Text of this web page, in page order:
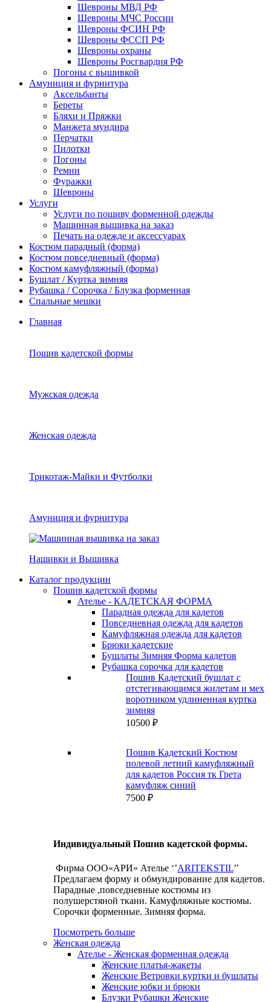
Шевроны МВД РФ
Шевроны МЧС России
Шевроны ФСИН РФ
Шевроны ФССП РФ
Шевроны охраны
Шевроны Росгвардия РФ
Погоны с вышивкой
Амуниция и фурнитура
Аксельбанты
Береты
Бляхи и Пряжки
Манжета мундира
Перчатки
Пилотки
Погоны
Ремни
Фуражки
Шевроны
Услуги
Услуги по пошиву форменной одежды
Машинная вышивка на заказ
Печать на одежде и аксессуарах
Костюм парадный (форма)
Костюм повседневный (форма)
Костюм камуфляжный (форма)
Бушлат / Куртка зимняя
Рубашка / Сорочка / Блузка форменная
Спальные мешки
Главная
Пошив кадетской формы
Мужская одежда
Женская одежда
Трикотаж-Майки и Футболки
Амуниция и фурнитура
Нашивки и Вышивка
Каталог продукции
Пошив кадетской формы
Ателье - КАДЕТСКАЯ ФОРМА
Парадная одежда для кадетов
Повседневная одежда для кадетов
Камуфляжная одежда для кадетов
Брюки кадетские
Бушлаты Зимняя Форма кадетов
Рубашка сорочка для кадетов
Пошив Кадетский бушлат с
отстегивающимся жилетам и мех
воротником удлиненная куртка
зимняя
10500 ₽
Пошив Кадетский Костюм
полевой летний камуфляжный
для кадетов Россия тк Грета
камуфляж синий
7500 ₽
Индивидуальный Пошив кадетской формы.
Фирма ООО«АРИ» Ателье ‘’ARITEKSTIL’’
Предлагаем форму и обмундирование для кадетов.
Парадные ,повседневные костюмы из
полушерстяной ткани. Камуфляжные костюмы.
Сорочки форменные. Зимняя форма.
Посмотреть больше
Женская одежда
Ателье - Женская форменная одежда
Женские платья-жакеты
Женские Ветровки куртки и бушлаты
Женские юбки и брюки
Блузки Рубашки Женские